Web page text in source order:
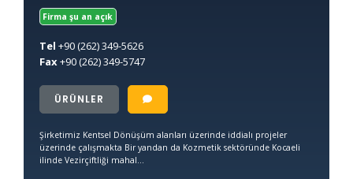
Firma şu an açık
Tel +90(262) 349-5626
Fax+90(262) 349-5747
ÜRÜNLER
Şirketimiz Kentsel Dönüşüm alanları üzerinde iddialı projeler
üzerinde çalışmakta Bir yandan da Kozmetik sektöründe Kocaeli
ilinde Vezirçiftliği mahal...